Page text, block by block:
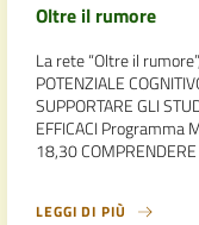
Oltre il rumore
La rete “Oltre il
POTENZIALE
SUPPORTARE GLI
EFFICACI
18,30
LEGGI DI PIÙ